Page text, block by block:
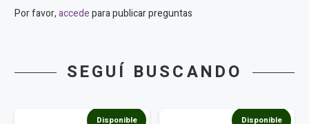
Por favor,accedepara publicar preguntas
SEGUÍ BUSCANDO
Disponible Disponible